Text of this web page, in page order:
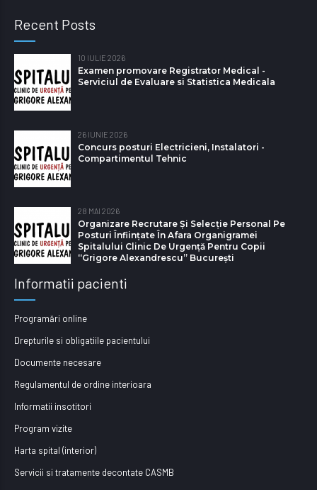
Recent Posts
10 IULIE 2026
Examen promovare Registrator Medical -
Serviciul de Evaluare si Statistica Medicala
26 IUNIE 2026
Concurs posturi Electricieni, Instalatori -
Compartimentul Tehnic
28 MAI 2026
Organizare Recrutare Și Selecție Personal Pe
Posturi Înființate În Afara Organigramei
Spitalului Clinic De Urgență Pentru Copii
“Grigore Alexandrescu” Bucureşti
Informatii pacienti
Programări online
Drepturile si obligatiile pacientului
Documente necesare
Regulamentul de ordine interioara
Informatii insotitori
Program vizite
Harta spital (interior)
Servicii si tratamente decontate CASMB